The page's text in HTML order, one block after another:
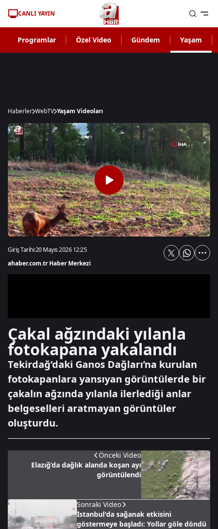
CANLI YAYIN
Programlar Özel Video Gündem Yaşam
Haberler WebTV Yaşam Videoları
Giriş Tarihi:20 Mayıs 2026 12:25
ahaber.com.tr Haber Merkezi
Çakal ağzındaki yılanla
fotokapana yakalandı
Tekirdağ’daki Ganos Dağları’na kurulan
fotokapanlara yansıyan görüntülerde bir
çakalın ağzında yılanla ilerlediği anlar
belgeselleri aratmayan görüntüler
oluşturdu.
Önceki Video
Elazığ’da dağlık alanda koşan ayı
görüntülendi
Sonraki Video
İstanbul'da sağanak etkisini
göstermeye başladı: Yollar göle döndü